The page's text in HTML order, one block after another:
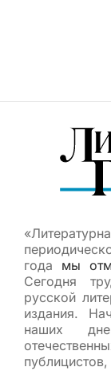
года мы
Сегодня
русской
издания.
наших